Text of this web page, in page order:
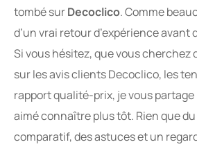
tombé surDecoclico. Comme
d’un vrai retour d’expérience avant
Si vous hésitez, que vous cherchez
sur les avis clients Decoclico, les
rapport qualité-prix, je vous partage
aimé connaître plus tôt. Rien que
comparatif, des astuces et un